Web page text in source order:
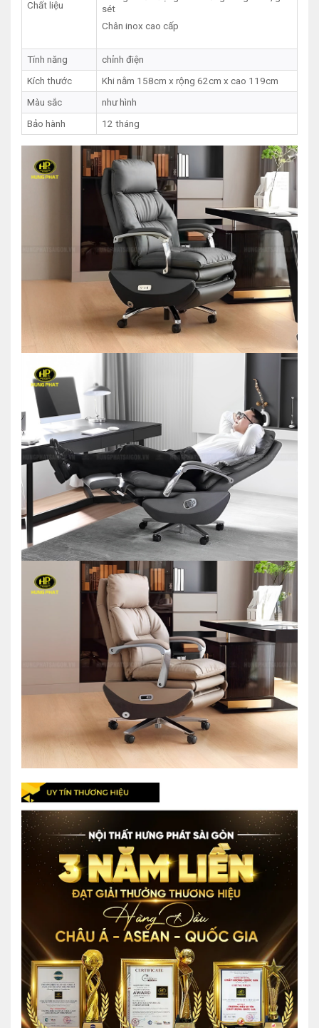
Chất liệu
sét
Chân inox cao cấp
Tính năng
chỉnh điện
Kích thước
Khi nằm 158cm x rộng 62cm x cao 119cm
Màu sắc
như hình
Bảo hành
12 tháng